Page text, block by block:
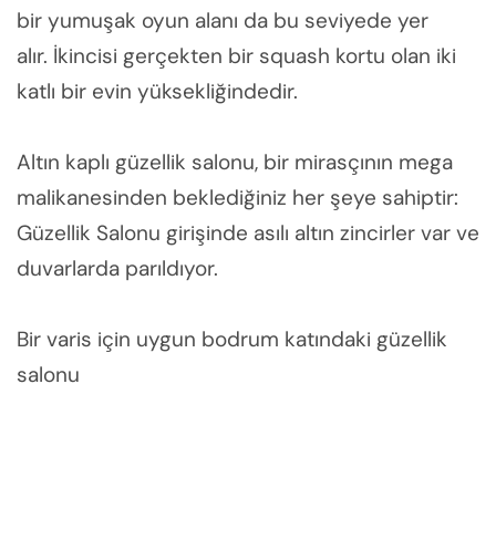
bir yumuşak oyun alanı da bu seviyede yer
alır. İkincisi gerçekten bir squash kortu olan iki
katlı bir evin yüksekliğindedir.
Altın kaplı güzellik salonu, bir mirasçının mega
malikanesinden beklediğiniz her şeye sahiptir:
Güzellik Salonu girişinde asılı altın zincirler var ve
duvarlarda parıldıyor.
Bir varis için uygun bodrum katındaki güzellik
salonu